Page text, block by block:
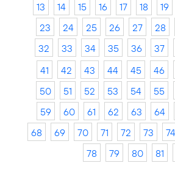
13
14 15 16 17 18 19
23
24 25 26 27 28
32
33 34 35 36 37
41
42 43 44 45 46
50
51 52 53 54 55
59
60 61 62 63 64
68
69 70 71 72 73 74
78
79 80 81